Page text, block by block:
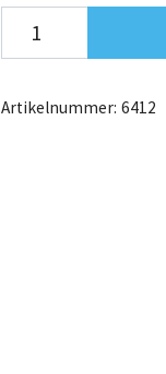
Artikelnummer: 6412